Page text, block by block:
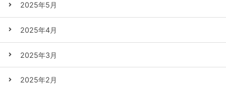
2025年5月
2025年4月
2025年3月
2025年2月